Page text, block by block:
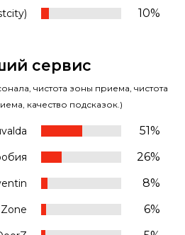
10%
сервис
чистота зоны приема, чистота
качество подсказок.)
51%
26%
8%
6%